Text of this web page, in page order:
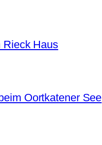
Rieck Haus
Oortkatener See